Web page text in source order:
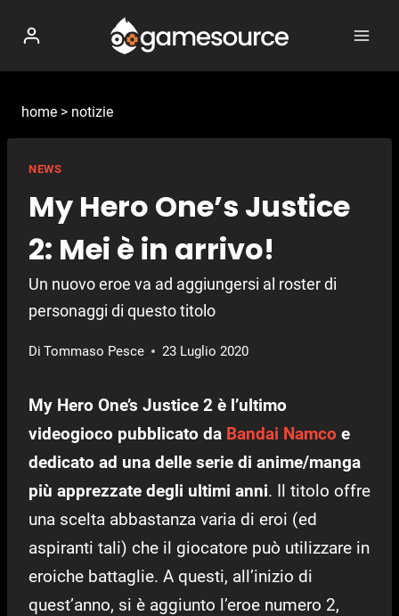
contenuto
home > notizie
NEWS
My Hero One’s Justice
2: Mei è in arrivo!
Un nuovo eroe va ad aggiungersi al roster di
personaggi di questo titolo
Di Tommaso Pesce 23 Luglio 2020
My Hero One’s Justice 2 è l’ultimo
videogioco pubblicato da Bandai Namco e
dedicato ad una delle serie di anime/manga
più apprezzate degli ultimi anni. Il titolo offre
una scelta abbastanza varia di eroi (ed
aspiranti tali) che il giocatore può utilizzare in
eroiche battaglie. A questi, all’inizio di
quest’anno, si è aggiunto l’eroe numero 2,